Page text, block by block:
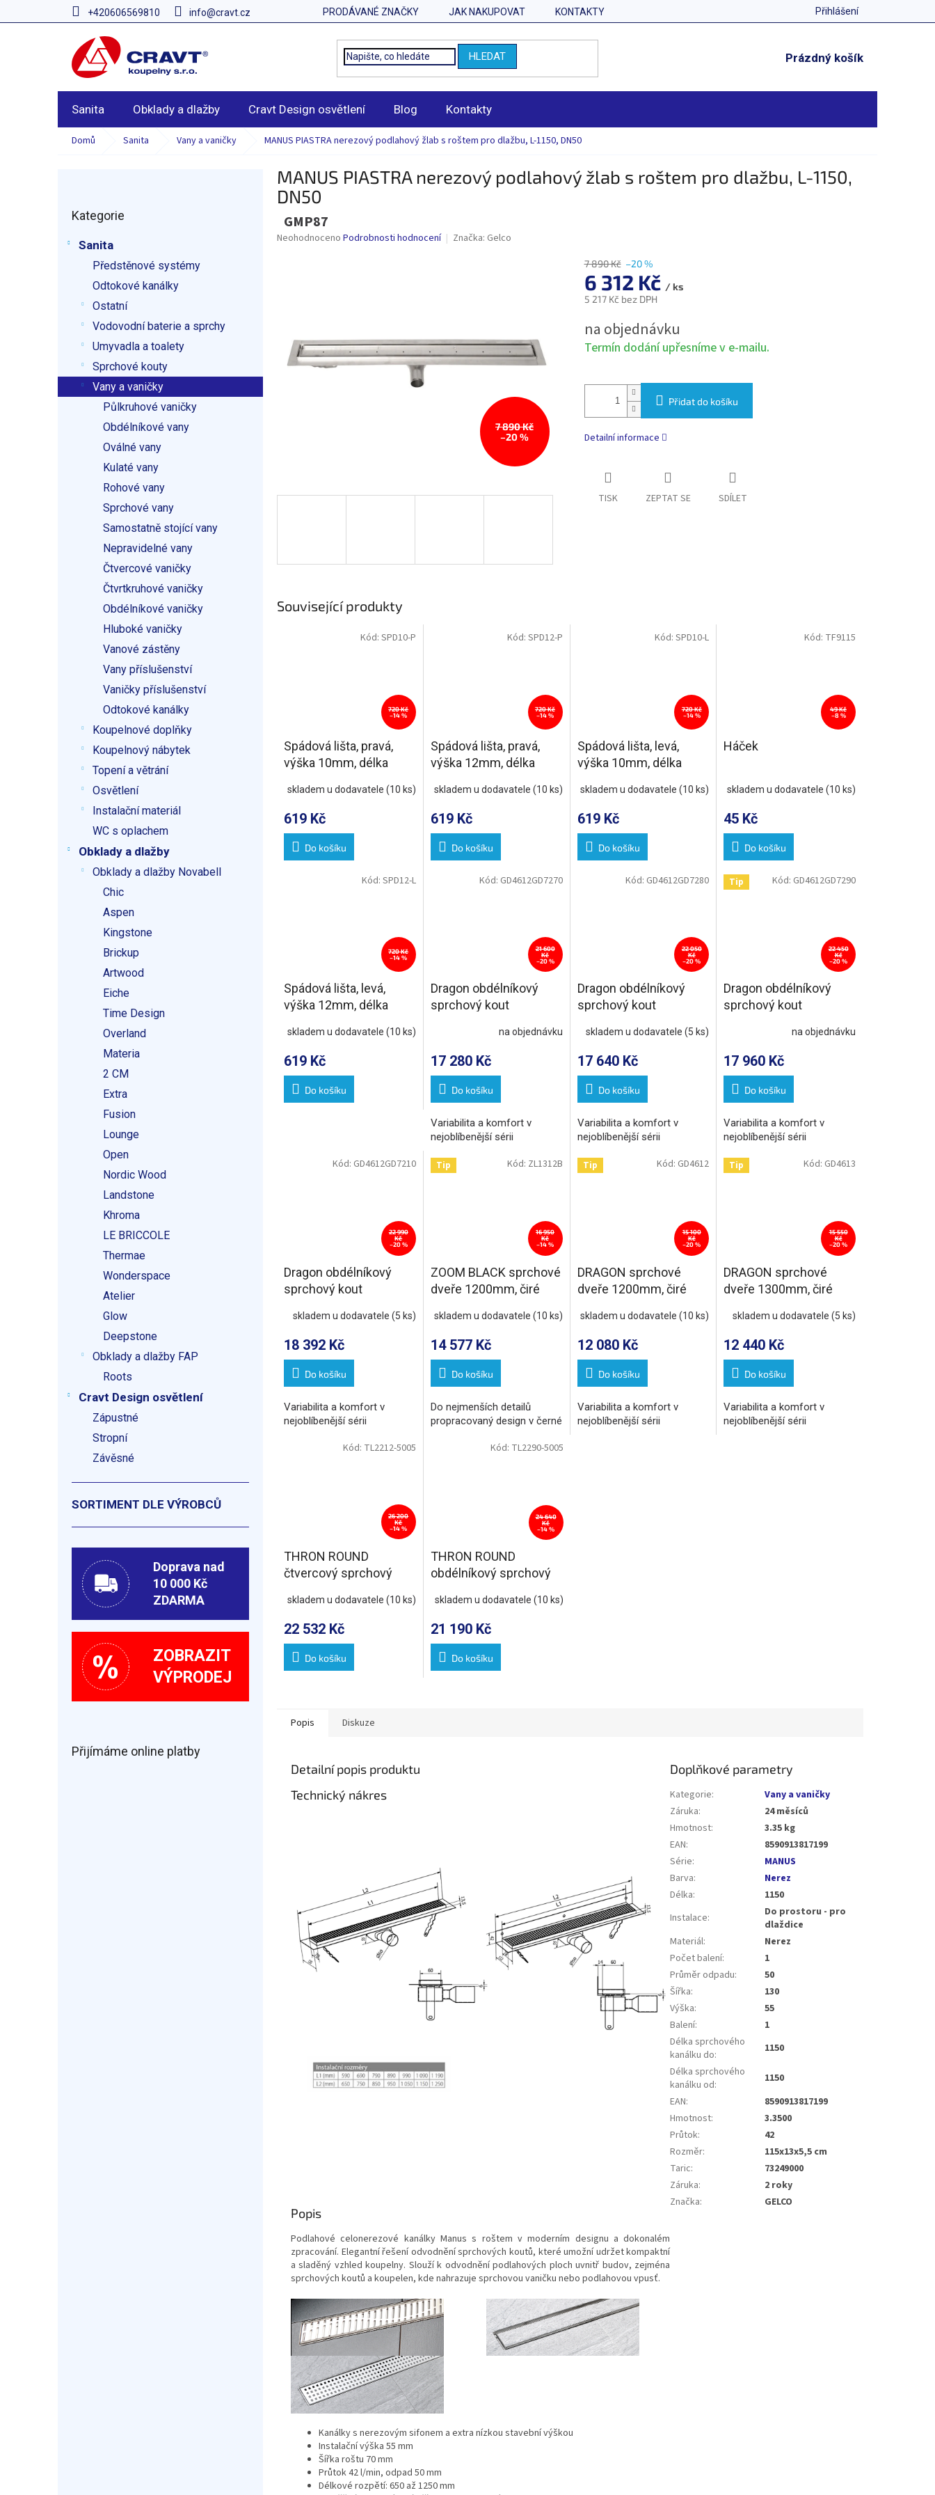
na
+420606569810 info@cravt.cz PRODÁVANÉ ZNAČKY JAK NAKUPOVAT KONTAKTY Přihlášení
HLEDAT
NÁKUPNÍ
Prázdný košík
Sanita Obklady a dlažby Cravt Design osvětlení Blog Kontakty
Domů Sanita Vany a vaničky MANUS PIASTRA nerezový podlahový žlab s roštem pro dlažbu, L-1150, DN50
l
kategorie
Kategorie
Sanita
Předstěnové systémy
Odtokové kanálky
Ostatní
Vodovodní baterie a sprchy
Umyvadla a toalety
Sprchové kouty
Vany a vaničky
Půlkruhové vaničky
Obdélníkové vany
Oválné vany
Kulaté vany
Rohové vany
Sprchové vany
Samostatně stojící vany
Nepravidelné vany
Čtvercové vaničky
Čtvrtkruhové vaničky
Obdélníkové vaničky
Hluboké vaničky
Vanové zástěny
Vany příslušenství
Vaničky příslušenství
Odtokové kanálky
Koupelnové doplňky
Koupelnový nábytek
Topení a větrání
Osvětlení
Instalační materiál
WC s oplachem
Obklady a dlažby
Obklady a dlažby Novabell
Chic
Aspen
Kingstone
Brickup
Artwood
Eiche
Time Design
Overland
Materia
2 CM
Extra
Fusion
Lounge
Open
Nordic Wood
Landstone
Khroma
LE BRICCOLE
Thermae
Wonderspace
Atelier
Glow
Deepstone
Obklady a dlažby FAP
Roots
Cravt Design osvětlení
Zápustné
Stropní
Závěsné
SORTIMENT DLE VÝROBCŮ
Doprava nad
10 000 Kč
ZDARMA
ZOBRAZIT
VÝPRODEJ
Přijímáme online platby
MANUS PIASTRA nerezový podlahový žlab s roštem pro dlažbu, L-1150,
DN50
GMP87
Průměrné
Neohodnoceno Podrobnosti hodnocení Značka: Gelco
7 890 Kč
–20 %
7 890 Kč –20 %
6 312 Kč / ks
5 217 Kč bez DPH
cena:
na objednávku
Termín dodání upřesníme v e-mailu.
Přidat do košíku
Detailní informace
TISK ZEPTAT SE SDÍLET
Související produkty
720 Kč
–14 %
Spádová lišta, pravá,
výška 10mm, délka
skladem u dodavatele (10 ks)
619 Kč
Do košíku
Kód: SPD10-P
720 Kč
–14 %
Spádová lišta, pravá,
výška 12mm, délka
skladem u dodavatele (10 ks)
619 Kč
Do košíku
Kód: SPD12-P
720 Kč
–14 %
Spádová lišta, levá,
výška 10mm, délka
skladem u dodavatele(10 ks)
619 Kč
Do košíku
Kód:SPD10-L
49 Kč
–8 %
Háček
skladem u dodavatele (10 ks)
45 Kč
Do košíku
Kód: TF9115
720 Kč
–14 %
Spádová lišta, levá,
výška 12mm, délka
skladem u dodavatele (10 ks)
619 Kč
Do košíku
Kód: SPD12-L
21 600
Kč
–20 %
Dragon obdélníkový
sprchový kout
na objednávku
17 280 Kč
Do košíku
Variabilita a komfort v
nejoblíbenější sérii
Kód: GD4612GD7270
22 050
Kč
–20 %
Dragon obdélníkový
sprchový kout
varianta
skladem u dodavatele(5 ks)
17 640 Kč
Do košíku
Variabilita a komfort v
nejoblíbenější sérii
Kód: GD4612GD7280 Tip
22 450
Kč
–20 %
Dragon obdélníkový
sprchový kout
na objednávku
17 960 Kč
Do košíku
Variabilita a komfort v
nejoblíbenější sérii
Kód: GD4612GD7290
22 990
Kč
–20 %
Dragon obdélníkový
sprchový kout
varianta
skladem u dodavatele (5 ks)
18 392 Kč
Do košíku
Variabilita a komfort v
nejoblíbenější sérii
Kód: GD4612GD7210 Tip
16 950
Kč
–14 %
ZOOM BLACK sprchové
dveře 1200mm, čiré
skladem u dodavatele (10 ks)
14 577 Kč
Do košíku
Do nejmenších detailů
propracovaný design v černé
Kód: ZL1312B Tip
15 100
Kč
–20 %
DRAGON sprchové
dveře 1200mm, čiré
skladem u dodavatele(10 ks)
12 080 Kč
Do košíku
Variabilita a komfort v
nejoblíbenější sérii
Kód: GD4612 Tip
15 550
Kč
–20 %
DRAGON sprchové
dveře 1300mm, čiré
skladem u dodavatele (5 ks)
12 440 Kč
Do košíku
Variabilita a komfort v
nejoblíbenější sérii
Kód: GD4613
26 200
Kč
–14 %
THRON ROUND
čtvercový sprchový
kulaté pojezdy, rohový
vstup
skladem u dodavatele (10 ks)
22 532 Kč
Do košíku
Kód: TL2212-5005
24 640
Kč
–14 %
THRON ROUND
obdélníkový sprchový
kulaté pojezdy, rohový
vstup
skladem u dodavatele (10 ks)
21 190 Kč
Do košíku
Kód: TL2290-5005
Popis Diskuze
Detailní popis produktu
Technický nákres
Popis
Podlahové celonerezové kanálky Manus s roštem v moderním designu a dokonalém
zpracování. Elegantní řešení odvodnění sprchových koutů, které umožní udržet kompaktní
a sladěný vzhled koupelny. Slouží k odvodnění podlahových ploch uvnitř budov, zejména
sprchových koutů a koupelen, kde nahrazuje sprchovou vaničku nebo podlahovou vpusť.
Kanálky s nerezovým sifonem a extra nízkou stavební výškou
Instalační výška 55 mm
Šířka roštu 70 mm
Průtok 42 l/min, odpad 50 mm
Délkové rozpětí: 650 až 1250 mm
Doplňkové parametry
Kategorie:
Vany a vaničky
Záruka:
24 měsíců
Hmotnost:
3.35 kg
EAN:
8590913817199
Série:
MANUS
Barva:
Nerez
Délka:
1150
Instalace:
Do prostoru - pro
dlaždice
Materiál:
Nerez
Počet balení:
1
Průměr odpadu:
50
Šířka:
130
Výška:
55
Balení:
1
Délka sprchového
kanálku do:
1150
Délka sprchového
kanálku od:
1150
EAN:
8590913817199
Hmotnost:
3.3500
Průtok:
42
Rozměr:
115x13x5,5 cm
Taric:
73249000
Záruka:
2 roky
Značka: GELCO